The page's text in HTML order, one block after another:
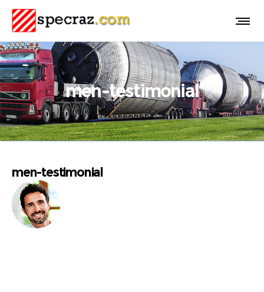
men-testimonial
men-testimonial